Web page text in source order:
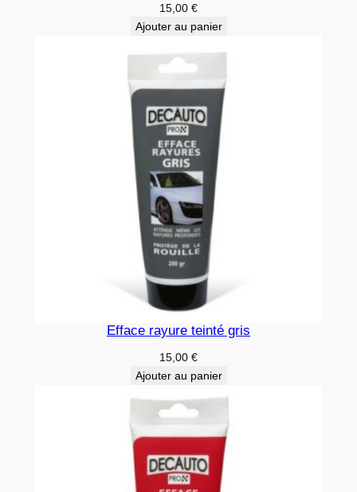
15,00 €
Ajouter au panier
Efface rayure teinté gris
15,00 €
Ajouter au panier